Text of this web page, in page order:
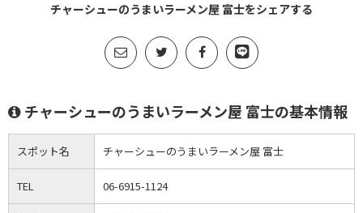
チャーシューのうまいラーメン屋 富士をシェアする
チャーシューのうまいラーメン屋 富士の基本情報
スポット名 チャーシューのうまいラーメン屋 富士
TEL 06-6915-1124